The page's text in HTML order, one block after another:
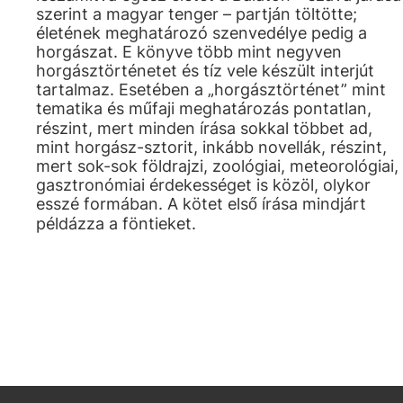
szerint a magyar tenger – partján töltötte;
életének meghatározó szenvedélye pedig a
horgászat. E könyve több mint negyven
horgásztörténetet és tíz vele készült interjút
tartalmaz. Esetében a „horgásztörténet” mint
tematika és műfaji meghatározás pontatlan,
részint, mert minden írása sokkal többet ad,
mint horgász-sztorit, inkább novellák, részint,
mert sok-sok földrajzi, zoológiai, meteorológiai,
gasztronómiai érdekességet is közöl, olykor
esszé formában. A kötet első írása mindjárt
példázza a föntieket.